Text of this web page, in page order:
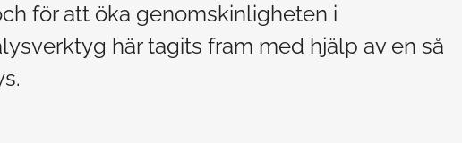
för att öka genomskinligheten i
här tagits fram med hjälp av en så